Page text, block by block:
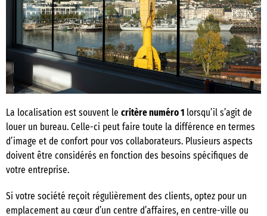
La localisation est souvent le critère numéro 1 lorsqu’il s’agit de
louer un bureau. Celle-ci peut faire toute la différence en termes
d’image et de confort pour vos collaborateurs. Plusieurs aspects
doivent être considérés en fonction des besoins spécifiques de
votre entreprise.
Si votre société reçoit régulièrement des clients, optez pour un
emplacement au cœur d’un centre d’affaires, en centre-ville ou